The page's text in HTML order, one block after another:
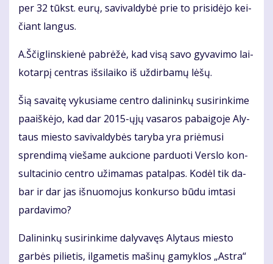
per 32 tūkst. eu­rų, sa­vi­val­dy­bė prie to pri­si­dė­jo kei­
čiant lan­gus.
A.Ščig­lins­kie­nė pa­brė­žė, kad vi­są sa­vo gy­va­vi­mo lai­
ko­tar­pį cen­tras iš­si­lai­ko iš už­dir­ba­mų lė­šų.
Šią sa­vai­tę vy­ku­sia­me cen­tro da­li­nin­kų su­si­rin­ki­me
pa­aiš­kė­jo, kad dar 2015-ųjų va­sa­ros pa­bai­go­je Aly­
taus mies­to sa­vi­val­dy­bės taryba yra pri­ėmu­si
spren­di­mą vie­ša­me auk­cio­ne par­duo­ti Ver­slo kon­
sul­ta­ci­nio cen­tro užimamas pa­tal­pas. Ko­dėl tik da­
bar ir dar jas iš­nuo­mo­jus kon­kur­so bū­du im­ta­si
par­da­vi­mo?
Da­li­nin­kų su­si­rin­ki­me da­ly­va­vęs Aly­taus mies­to
gar­bės pi­lie­tis, il­ga­me­tis ma­ši­nų ga­myk­los „Ast­ra“